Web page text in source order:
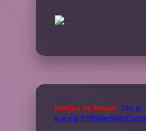
Reklam ve İletişim: Skype:
live:.cid.575569c608265c69